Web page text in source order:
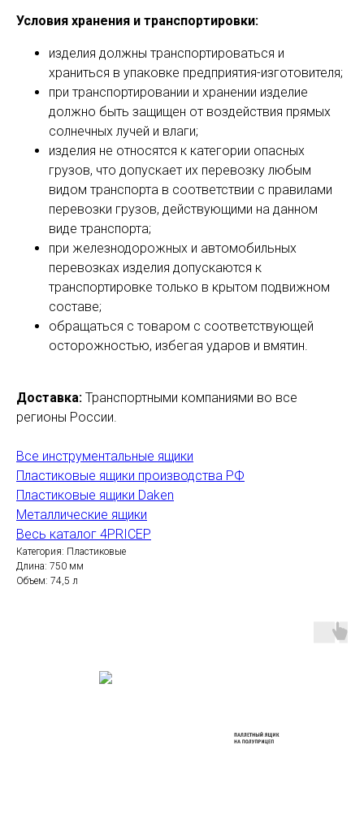
Условия хранения и транспортировки:
изделия должны транспортироваться и
храниться в упаковке предприятия-изготовителя;
при транспортировании и хранении изделие
должно быть защищен от воздействия прямых
солнечных лучей и влаги;
изделия не относятся к категории опасных
грузов, что допускает их перевозку любым
видом транспорта в соответствии с правилами
перевозки грузов, действующими на данном
виде транспорта;
при железнодорожных и автомобильных
перевозках изделия допускаются к
транспортировке только в крытом подвижном
составе;
обращаться с товаром с соответствующей
осторожностью, избегая ударов и вмятин.
Доставка: Транспортными компаниями во все
регионы России.
Все инструментальные ящики
Пластиковые ящики производства РФ
Пластиковые ящики Daken
Металлические ящики
Весь каталог 4PRICEP
Категория: Пластиковые
Длина: 750 мм
Объем: 74,5 л